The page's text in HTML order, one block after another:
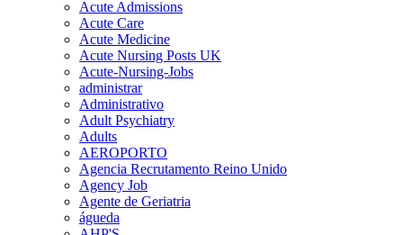
Acute Admissions
Acute Care
Acute Medicine
Acute Nursing Posts UK
Acute-Nursing-Jobs
administrar
Administrativo
Adult Psychiatry
Adults
AEROPORTO
Agencia Recrutamento Reino Unido
Agency Job
Agente de Geriatria
águeda